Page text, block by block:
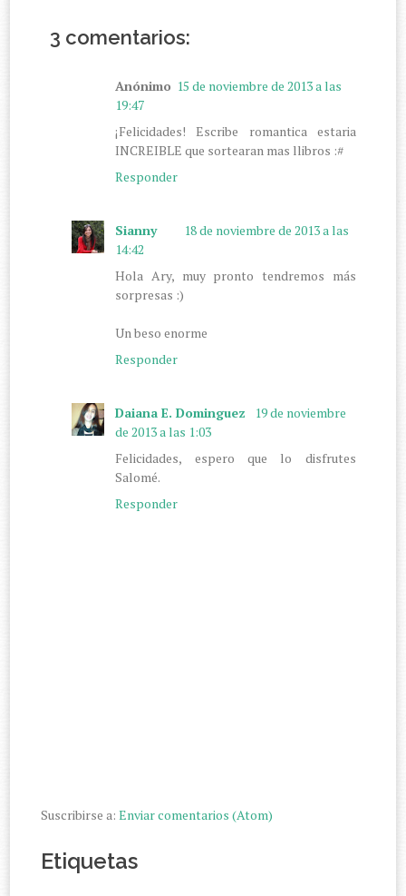
3 comentarios:
Anónimo 15 de noviembre de 2013 a las
19:47
¡Felicidades! Escribe romantica estaria
INCREIBLE que sortearan mas llibros :#
Responder
Sianny
18 de noviembre de 2013 a las
14:42
Hola Ary, muy pronto tendremos más
sorpresas :)
Un beso enorme
Responder
Daiana E. Dominguez
19 de noviembre
de 2013 a las 1:03
Felicidades, espero que lo disfrutes
Salomé.
Responder
Suscribirse a:Enviar comentarios (Atom)
Etiquetas